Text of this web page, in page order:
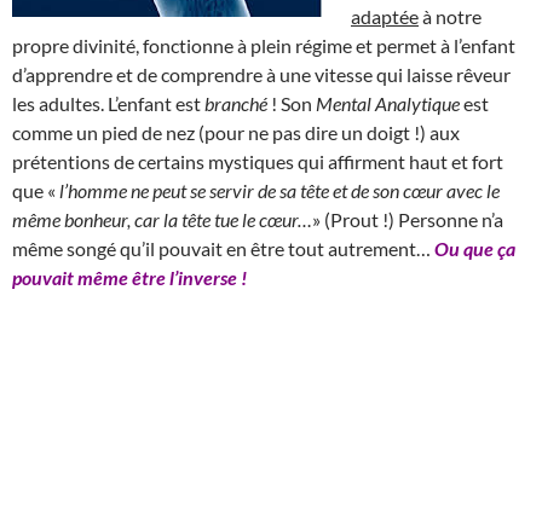
adaptéeà notre
propre divinité, fonctionne à plein régime et permet à l’enfant
d’apprendre et de comprendre à une vitesse qui laisse rêveur
les adultes. L’enfant est branché ! Son Mental Analytiqueest
comme un pied de nez (pour ne pas dire un doigt !) aux
prétentions de certains mystiques qui affirment haut et fort
que « l’homme ne peut se servir de sa tête et de son cœur avec le
même bonheur, car la tête tue le cœur… » (Prout !) Personne n’a
même songé qu’il pouvait en être tout autrement… Ou que ça
pouvait même être l’inverse !